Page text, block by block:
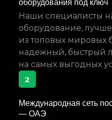
оборудования под ключ
Наши специалисты
оборудование,
из топовых мировых
надежный, быстрый
на самых выгодных
2
Международная сеть
— ОАЭ